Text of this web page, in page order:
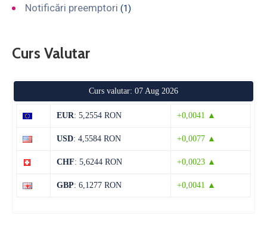
Notificări preemptori (1)
Curs Valutar
Curs valutar: 07 Aug 2026
EUR: 5,2554 RON +0,0041 ▲
USD: 4,5584 RON +0,0077 ▲
CHF: 5,6244 RON +0,0023 ▲
GBP: 6,1277 RON +0,0041 ▲